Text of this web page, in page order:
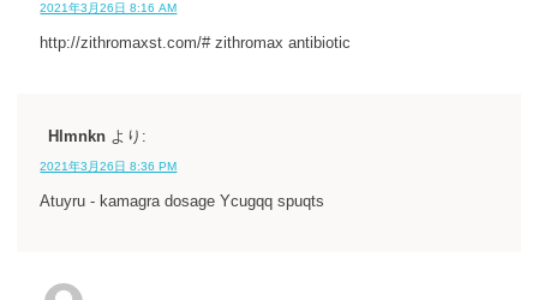
2021年3月26日 8:16 AM
http://zithromaxst.com/# zithromax antibiotic
Hlmnkn より:
2021年3月26日 8:36 PM
Atuyru - kamagra dosage Ycugqq spuqts